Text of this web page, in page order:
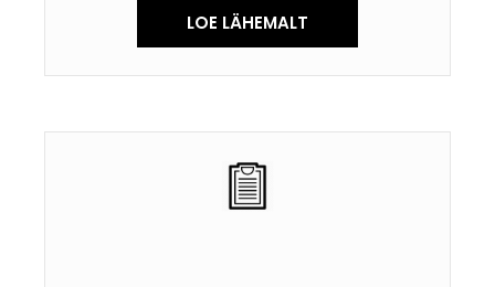
LOE LÄHEMALT